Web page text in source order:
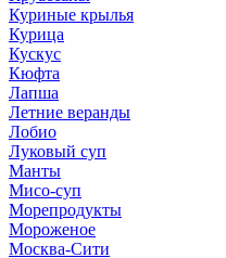
Куриные крылья
Курица
Кускус
Кюфта
Лапша
Летние веранды
Лобио
Луковый суп
Манты
Мисо-суп
Морепродукты
Мороженое
Москва-Сити